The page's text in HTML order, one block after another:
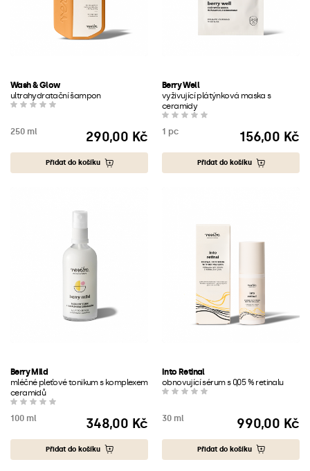
Wash & Glow
ultrahydratační šampon
250 ml
Cena
290,00 Kč
Přidat do košíku
Berry Well
vyživující plátýnková maska s
ceramidy
1 pc
Cena
156,00 Kč
Přidat do košíku
Berry Mild
mléčné pleťové tonikum s komplexem
ceramidů
100 ml
Cena
348,00 Kč
Přidat do košíku
Into Retinal
obnovující sérum s 0,05 % retinalu
30 ml
Cena
990,00 Kč
Přidat do košíku